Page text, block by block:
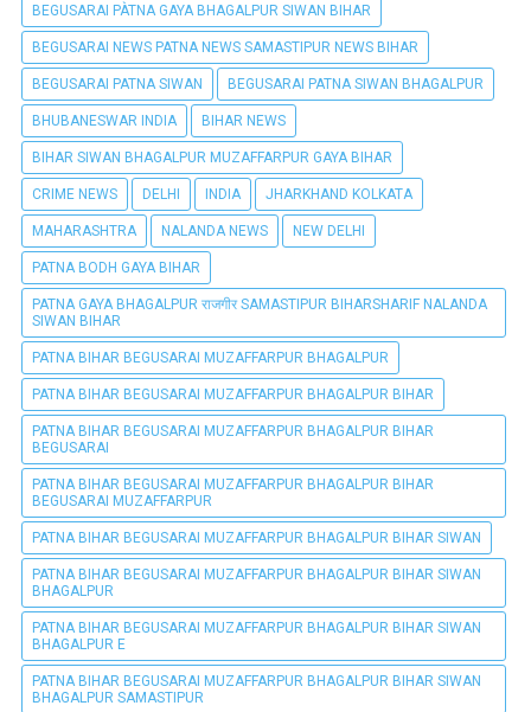
BEGUSARAI PÀTNA GAYA BHAGALPUR SIWAN BIHAR
BEGUSARAI NEWS PATNA NEWS SAMASTIPUR NEWS BIHAR
BEGUSARAI PATNA SIWAN BEGUSARAI PATNA SIWAN BHAGALPUR
BHUBANESWAR INDIA BIHAR NEWS
BIHAR SIWAN BHAGALPUR MUZAFFARPUR GAYA BIHAR
CRIME NEWS DELHI INDIA JHARKHAND KOLKATA
MAHARASHTRA NALANDA NEWS NEW DELHI
PATNA BODH GAYA BIHAR
PATNA GAYA BHAGALPUR राजगीर SAMASTIPUR BIHARSHARIF NALANDA
SIWAN BIHAR
PATNA BIHAR BEGUSARAI MUZAFFARPUR BHAGALPUR
PATNA BIHAR BEGUSARAI MUZAFFARPUR BHAGALPUR BIHAR
PATNA BIHAR BEGUSARAI MUZAFFARPUR BHAGALPUR BIHAR
BEGUSARAI
PATNA BIHAR BEGUSARAI MUZAFFARPUR BHAGALPUR BIHAR
BEGUSARAI MUZAFFARPUR
PATNA BIHAR BEGUSARAI MUZAFFARPUR BHAGALPUR BIHAR SIWAN
PATNA BIHAR BEGUSARAI MUZAFFARPUR BHAGALPUR BIHAR SIWAN
BHAGALPUR
PATNA BIHAR BEGUSARAI MUZAFFARPUR BHAGALPUR BIHAR SIWAN
BHAGALPUR E
PATNA BIHAR BEGUSARAI MUZAFFARPUR BHAGALPUR BIHAR SIWAN
BHAGALPUR SAMASTIPUR